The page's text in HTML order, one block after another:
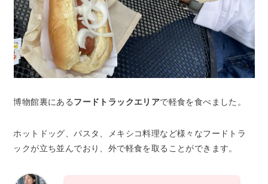
博物館裏にあるフードトラックエリアで軽食を食べました。
ホットドッグ、パスタ、メキシコ料理など様々なフードトラ
ックが立ち並んでおり、外で軽食を取ることができます。